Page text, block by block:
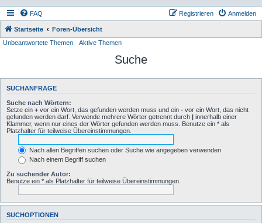
FAQ Anmelden
Registrieren
Startseite
Foren-Übersicht
Unbeantwortete Themen
Aktive Themen
Suche
SUCHANFRAGE
Suche nach Wörtern:
Setze ein + vor ein Wort, das gefunden werden muss und ein - vor ein Wort, das nicht
gefunden werden darf. Verwende mehrere Wörter getrennt durch | innerhalb einer
Klammer, wenn nur eines der Wörter gefunden werden muss. Benutze ein * als
Platzhalter für teilweise Übereinstimmungen.
Nach allen Begriffen suchen oder Suche wie angegeben verwenden
Nach einem Begriff suchen
Zu suchender Autor:
Benutze ein * als Platzhalter für teilweise Übereinstimmungen.
SUCHOPTIONEN